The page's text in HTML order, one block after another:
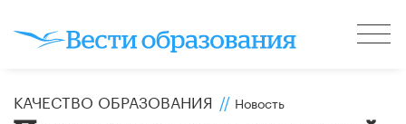
КАЧЕСТВО ОБРАЗОВАНИЯ // Новость